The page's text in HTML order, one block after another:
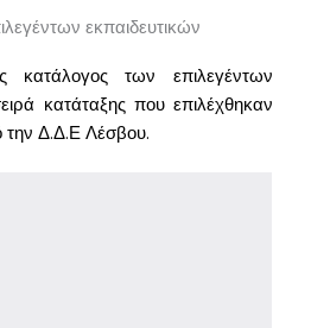
εκπαιδευτικών
των επιλεγέντων
κατάταξης που επιλέχθηκαν
την Δ.Δ.Ε Λέσβου.